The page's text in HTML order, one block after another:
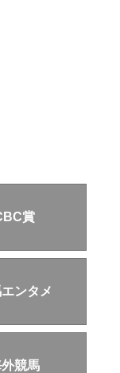
賞
ンタメ
競馬